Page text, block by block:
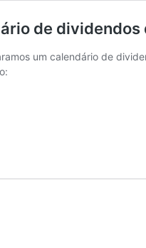
de
um calendário de